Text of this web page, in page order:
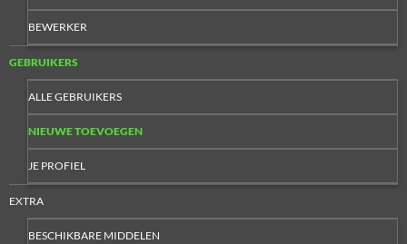
BEWERKER
GEBRUIKERS
ALLE GEBRUIKERS
NIEUWE TOEVOEGEN
JE PROFIEL
EXTRA
BESCHIKBARE MIDDELEN